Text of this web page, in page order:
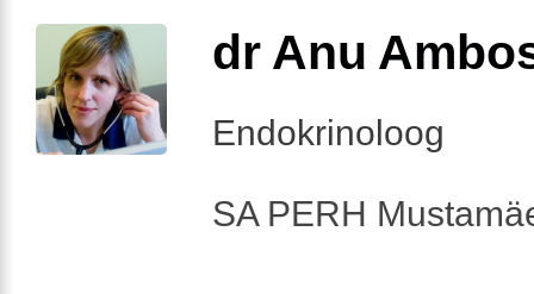
dr Anu
Endokrinoloog
SA PERH